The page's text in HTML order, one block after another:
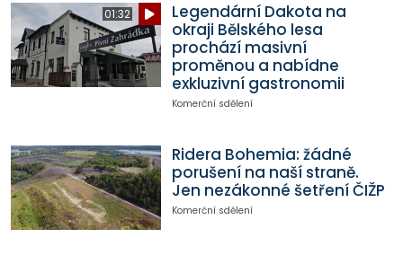
01:32
Legendární Dakota na
okraji Bělského lesa
prochází masivní
proměnou a nabídne
exkluzivní gastronomii
Komerční sdělení
Ridera Bohemia: žádné
porušení na naší straně.
Jen nezákonné šetření ČIŽP
Komerční sdělení